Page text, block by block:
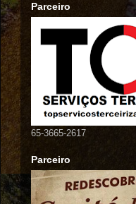
Parceiro
65-3665-2617
Parceiro